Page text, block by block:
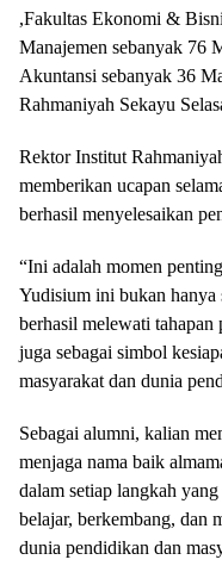
,Fakultas Ekonomi &
Manajemen sebanyak 76
Akuntansi sebanyak 36
Rahmaniyah Sekayu
Rektor Institut
memberikan ucapan
berhasil menyelesaikan
“Ini adalah momen
Yudisium ini bukan hanya
berhasil melewati
juga sebagai simbol
masyarakat dan dunia
Sebagai alumni, kalian
menjaga nama baik
dalam setiap langkah
belajar, berkembang, dan
dunia pendidikan dan